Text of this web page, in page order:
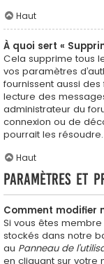
Haut
À quoi sert «
Cela supprime tous
vos paramètres
fournissent aussi
lecture des
administrateur du
connexion ou de
pourrait les résoudre.
Haut
Paramètres et
Comment modifier
Si vous êtes
stockés dans notre
au Panneau de
en cliquant sur votre